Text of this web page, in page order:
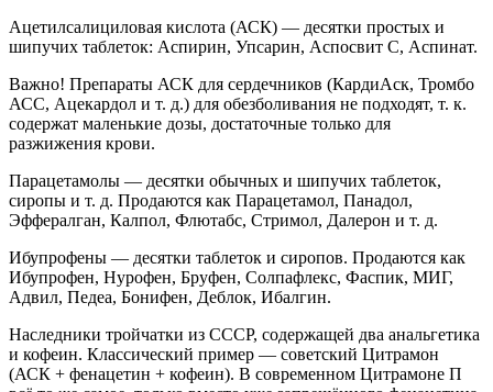
Ацетилсалициловая кислота (АСК) — десятки простых и
шипучих таблеток: Аспирин, Упсарин, Аспосвит С, Аспинат.
Важно! Препараты АСК для сердечников (КардиАск, Тромбо
АСС, Ацекардол и т. д.) для обезболивания не подходят, т. к.
содержат маленькие дозы, достаточные только для
разжижения крови.
Парацетамолы — десятки обычных и шипучих таблеток,
сиропы и т. д. Продаются как Парацетамол, Панадол,
Эффералган, Калпол, Флютабс, Стримол, Далерон и т. д.
Ибупрофены — десятки таблеток и сиропов. Продаются как
Ибупрофен, Нурофен, Бруфен, Солпафлекс, Фаспик, МИГ,
Адвил, Педеа, Бонифен, Деблок, Ибалгин.
Наследники тройчатки из СССР, содержащей два анальгетика
и кофеин. Классический пример — советский Цитрамон
(АСК + фенацетин + кофеин). В современном Цитрамоне П